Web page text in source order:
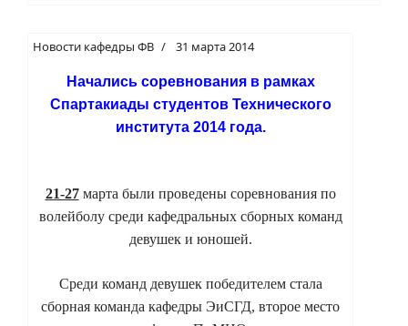
Новости кафедры ФВ 31 марта 2014
Начались соревнования в рамках
Спартакиады студентов Технического
института 2014 года.
21-27марта были проведены соревнования по
волейболу среди кафедральных сборных команд
девушек и юношей.
Среди команд девушек победителем стала
сборная команда кафедры ЭиСГД, второе место